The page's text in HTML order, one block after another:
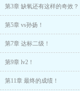
第3章 缺氧还有这样的奇效？
第5章 vs孙扬！
第7章 达标二级！
第9章 lv2！
第11章 最终的成绩！